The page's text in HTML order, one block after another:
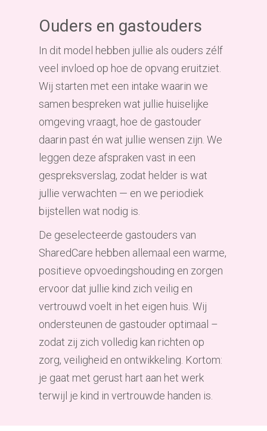
Ouders en gastouders
In dit model hebben jullie als ouders zélf
veel invloed op hoe de opvang eruitziet.
Wij starten met een intake waarin we
samen bespreken wat jullie huiselijke
omgeving vraagt, hoe de gastouder
daarin past én wat jullie wensen zijn. We
leggen deze afspraken vast in een
gespreksverslag, zodat helder is wat
jullie verwachten — en we periodiek
bijstellen wat nodig is.
De geselecteerde gastouders van
SharedCare hebben allemaal een warme,
positieve opvoedingshouding en zorgen
ervoor dat jullie kind zich veilig en
vertrouwd voelt in het eigen huis. Wij
ondersteunen de gastouder optimaal –
zodat zij zich volledig kan richten op
zorg, veiligheid en ontwikkeling. Kortom:
je gaat met gerust hart aan het werk
terwijl je kind in vertrouwde handen is.